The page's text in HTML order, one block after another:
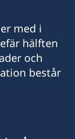
med i
hälften
och
består